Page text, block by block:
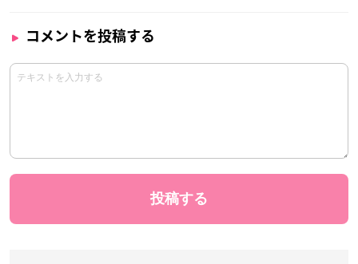
コメントを投稿する